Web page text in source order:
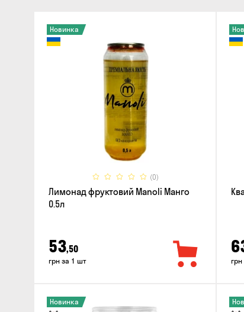
(0)
Новинка
Лимонад фруктовий Manoli Манго
0.5л
53,50
грн за 1 шт
Новинка